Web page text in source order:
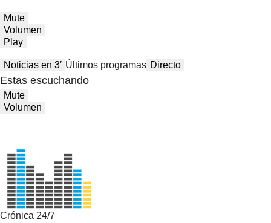
Mute
Volumen
Play
Noticias en 3′ Últimos programas Directo
Estas escuchando
Mute
Volumen
Crónica 24/7